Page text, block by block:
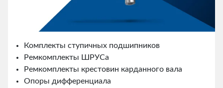
Комплекты ступичных подшипников
Ремкомплекты ШРУСа
Ремкомплекты крестовин карданного вала
Опоры дифференциала